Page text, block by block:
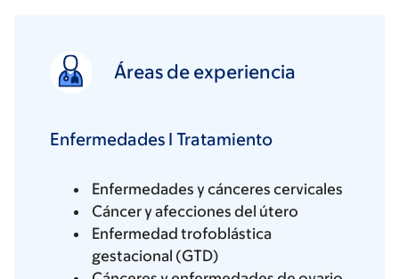
Áreas de experiencia
Enfermedades I Tratamiento
Enfermedades y cánceres cervicales
Cáncer y afecciones del útero
Enfermedad trofoblástica
gestacional (GTD)